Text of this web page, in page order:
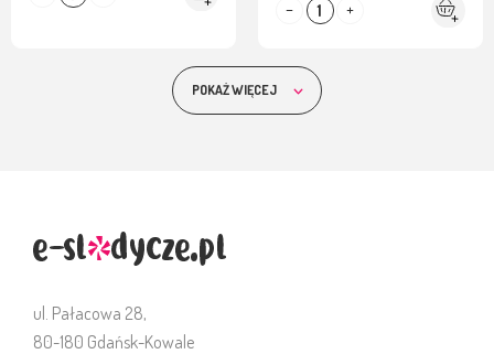
POKAŻ WIĘCEJ
ul. Pałacowa 28,
80-180 Gdańsk-Kowale